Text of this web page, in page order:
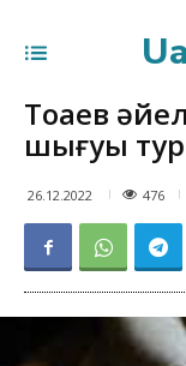
Тоқаев
шығуы
26.12.2022 476